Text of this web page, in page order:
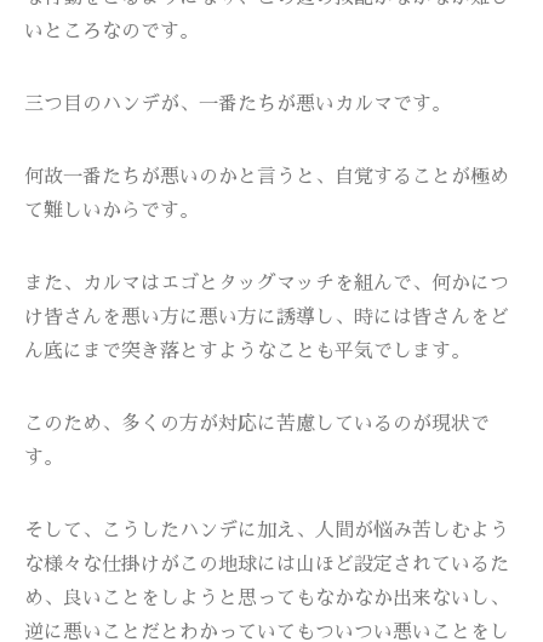
いところなのです。
三つ目のハンデが、一番たちが悪いカルマです。
何故一番たちが悪いのかと言うと、自覚することが極め
て難しいからです。
また、カルマはエゴとタッグマッチを組んで、何かにつ
け皆さんを悪い方に悪い方に誘導し、時には皆さんをど
ん底にまで突き落とすようなことも平気でします。
このため、多くの方が対応に苦慮しているのが現状で
す。
そして、こうしたハンデに加え、人間が悩み苦しむよう
な様々な仕掛けがこの地球には山ほど設定されているた
め、良いことをしようと思ってもなかなか出来ないし、
逆に悪いことだとわかっていてもついつい悪いことをし